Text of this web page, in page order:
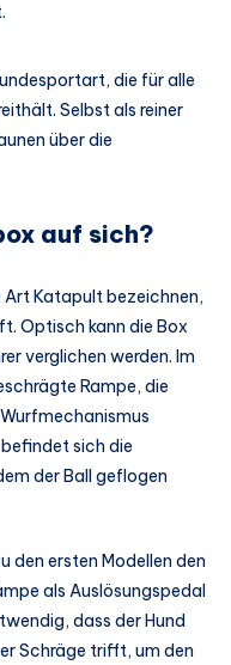
die für alle
Selbst als reiner
über die
auf sich?
Art Katapult bezeichnen,
Optisch kann die Box
verglichen werden. Im
Rampe, die
sich die
der Ball geflogen
den ersten Modellen den
als Auslösungspedal
dass der Hund
Schräge trifft, um den